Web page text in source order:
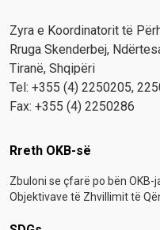
Zyra e Koordinatorit të
Rruga Skenderbej,
Tiranë, Shqipëri
Tel: +355 (4) 2250205,
Fax: +355 (4) 2250286
Footer menu
Rreth OKB-së
Zbuloni se çfarë po bën
Objektivave të Zhvillimit të